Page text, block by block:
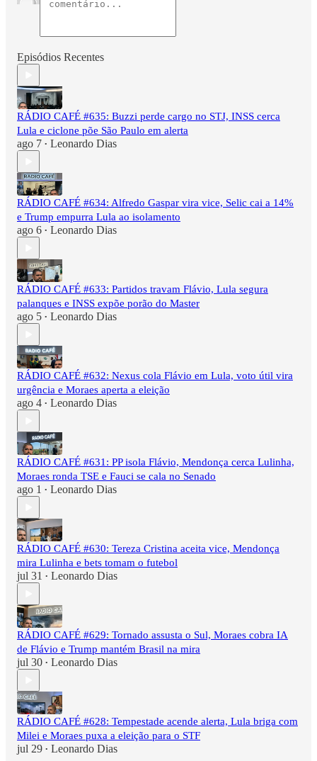
Episódios Recentes
RÁDIO CAFÉ #635: Buzzi perde cargo no STJ, INSS cerca
Lula e ciclone põe São Paulo em alerta
ago 7 • Leonardo Dias
RÁDIO CAFÉ #634: Alfredo Gaspar vira vice, Selic cai a 14%
e Trump empurra Lula ao isolamento
ago 6 • Leonardo Dias
RÁDIO CAFÉ #633: Partidos travam Flávio, Lula segura
palanques e INSS expõe porão do Master
ago 5 • Leonardo Dias
RÁDIO CAFÉ #632: Nexus cola Flávio em Lula, voto útil vira
urgência e Moraes aperta a eleição
ago 4 • Leonardo Dias
RÁDIO CAFÉ #631: PP isola Flávio, Mendonça cerca Lulinha,
Moraes ronda TSE e Fauci se cala no Senado
ago 1 • Leonardo Dias
RÁDIO CAFÉ #630: Tereza Cristina aceita vice, Mendonça
mira Lulinha e bets tomam o futebol
jul 31 • Leonardo Dias
RÁDIO CAFÉ #629: Tornado assusta o Sul, Moraes cobra IA
de Flávio e Trump mantém Brasil na mira
jul 30 • Leonardo Dias
RÁDIO CAFÉ #628: Tempestade acende alerta, Lula briga com
Milei e Moraes puxa a eleição para o STF
jul 29 • Leonardo Dias